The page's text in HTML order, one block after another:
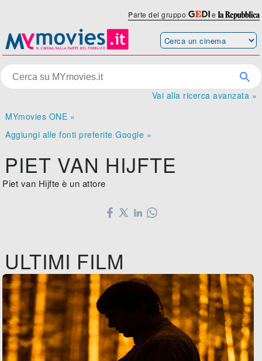
Parte del gruppo e
Vai alla ricerca avanzata »
MYmovies ONE »
Aggiungi alle fonti preferite Google »
PIET VAN HIJFTE
Piet van Hijfte è un attore
ULTIMI FILM